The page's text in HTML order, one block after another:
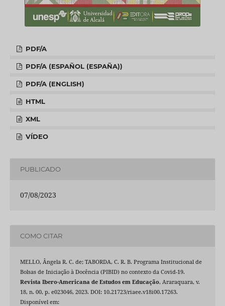
PDF/A
PDF/A (ESPAÑOL (ESPAÑA))
PDF/A (ENGLISH)
HTML
XML
VÍDEO
PUBLICADO
07/08/2023
COMO CITAR
MELLO, Ângela R. C. de; TABORDA, C. R. B. Programa Institucional de
Bolsas de Iniciação à Docência (PIBID) no contexto da Covid-19.
Revista Ibero-Americana de Estudos em Educação, Araraquara, v.
18, n. 00, p. e023046, 2023. DOI: 10.21723/riaee.v18i00.17263.
Disponível em: